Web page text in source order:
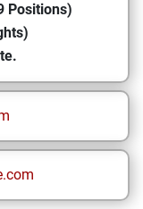
Positions)